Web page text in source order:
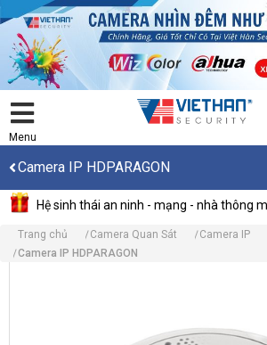
Menu
Camera IP HDPARAGON
Hệ sinh thái an ninh - mạng - nhà thông
Trang chủ Camera Quan Sát
Camera IP
Camera IP HDPARAGON